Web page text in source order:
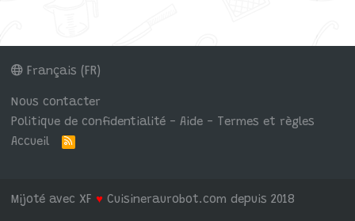
Français (FR)
Nous contacter
Politique de confidentialité - Aide - Termes et règles
Accueil
R
Mijoté avec XF ♥ Cuisineraurobot.com depuis 2018